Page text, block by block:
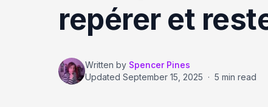
repérer et
Written by Spencer Pines
Updated September 15, 2025 · 5 min read